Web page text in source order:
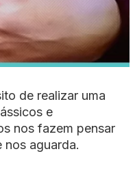
de realizar uma
e
nos fazem pensar
aguarda.